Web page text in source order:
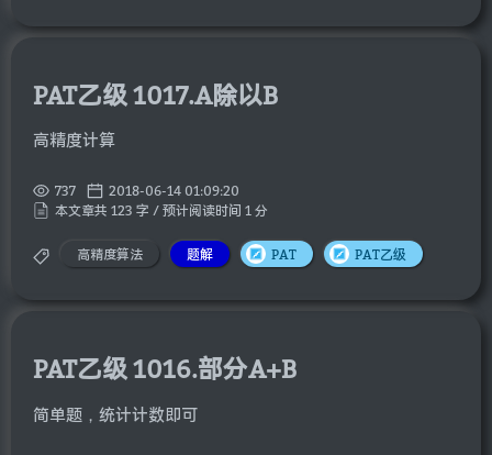
PAT乙级 1017.A除以B
高精度计算
737
2018-06-14 01:09:20
本文章共 123 字 / 预计阅读时间 1 分
高精度算法 题解 PAT PAT乙级
PAT乙级 1016.部分A+B
简单题，统计计数即可